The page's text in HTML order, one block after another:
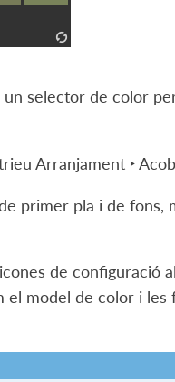
selector de color
Arranjament ‣
primer pla i de fons,
de configuració
el model de color i